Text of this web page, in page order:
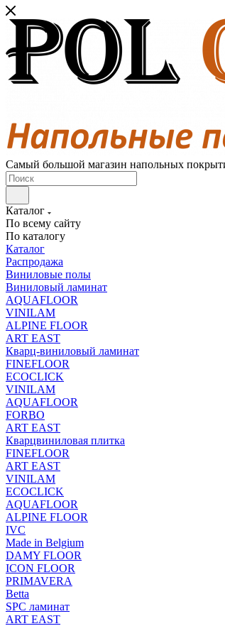
Самый большой магазин напольных
Каталог
По всему сайту
По каталогу
Каталог
Распродажа
Виниловые полы
Виниловый ламинат
AQUAFLOOR
VINILAM
ALPINE FLOOR
ART EAST
Кварц-виниловый ламинат
FINEFLOOR
ECOCLICK
VINILAM
AQUAFLOOR
FORBO
ART EAST
Кварцвиниловая плитка
FINEFLOOR
ART EAST
VINILAM
ECOCLICK
AQUAFLOOR
ALPINE FLOOR
IVC
Made in Belgium
DAMY FLOOR
ICON FLOOR
PRIMAVERA
Betta
SPC ламинат
ART EAST